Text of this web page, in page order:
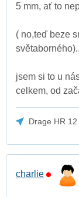
5 mm, ať to
( no,teď beze
světaborného)..
jsem si to u
celkem, od
Drage HR
charlie